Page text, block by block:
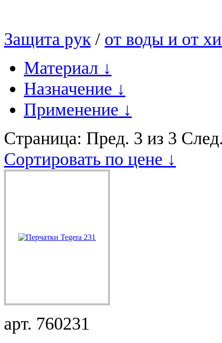
Защита рук / от воды и от
Материал ↓
Назначение ↓
Применение ↓
Страница: Пред. 3 из 3
Сортировать по цене ↓
арт. 760231